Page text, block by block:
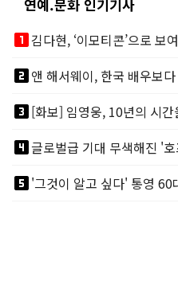
연예.문화 인기기사
looks_one김다현, ‘이모티콘’으로
looks_two앤 해서웨이, 한국 배우보
looks_3[화보] 임영웅, 10년의 시간
looks_4글로벌급 기대 무색해진 '
looks_5